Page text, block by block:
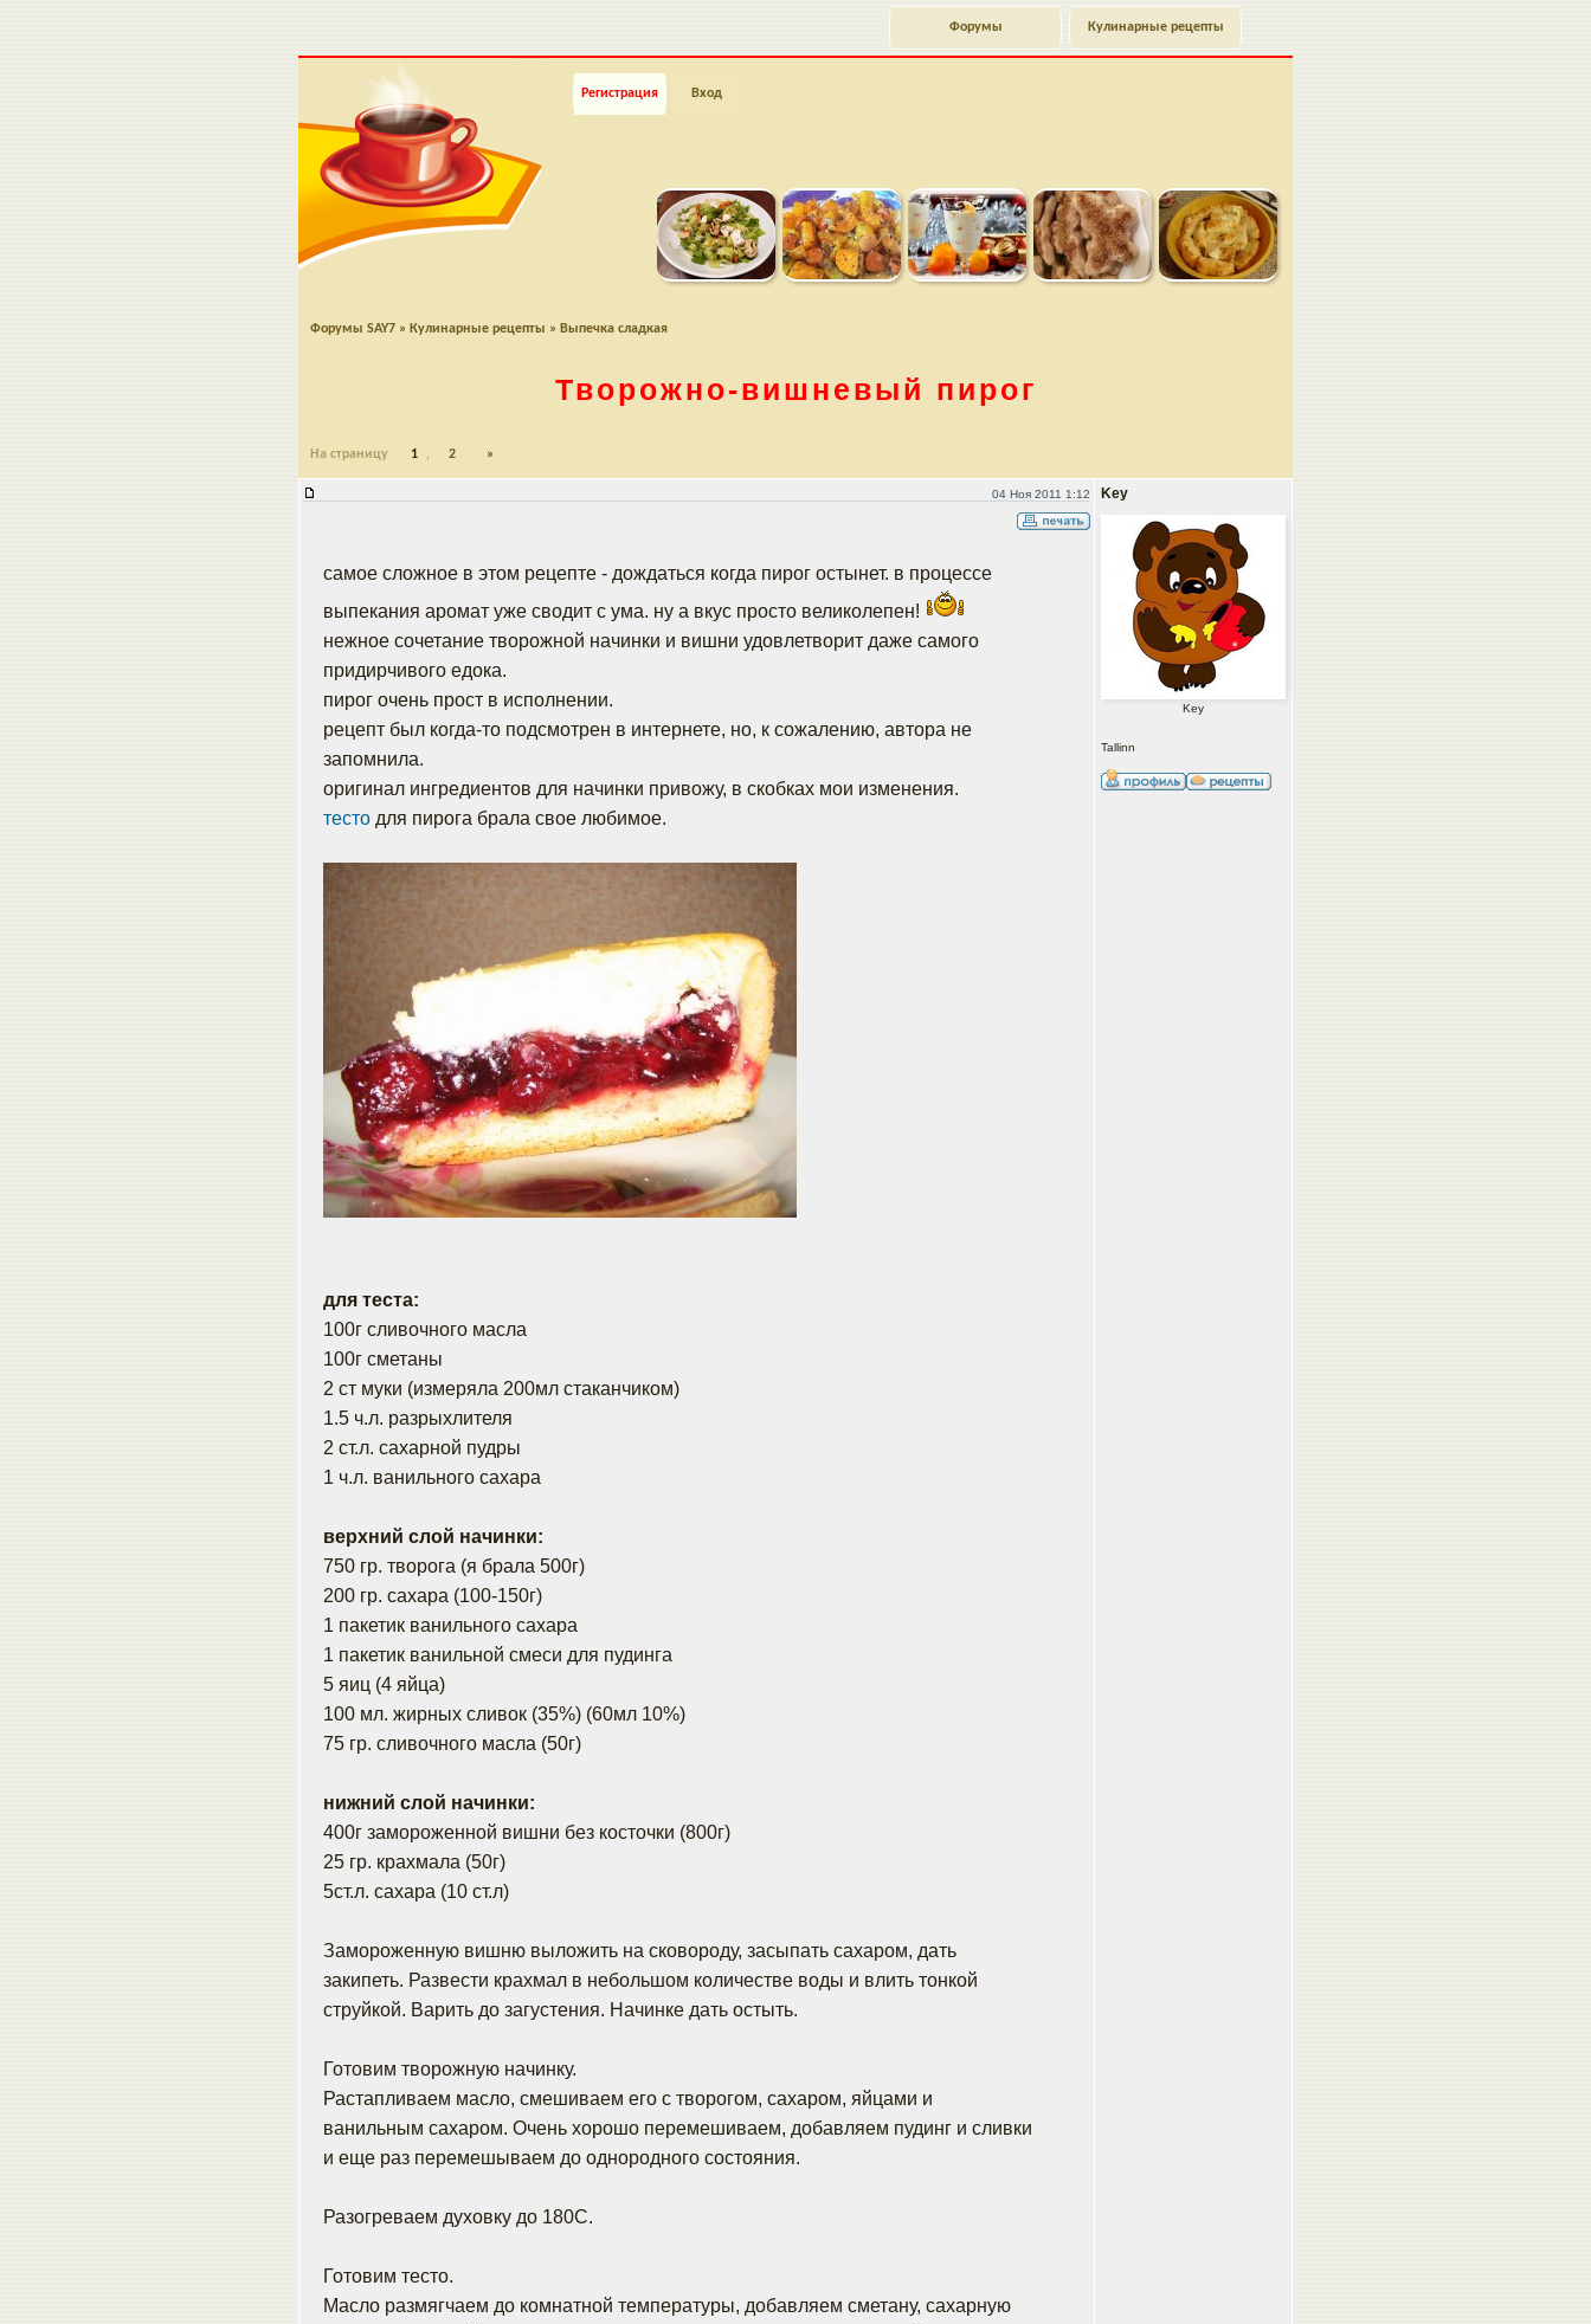
Кулинарные рецепты
Форумы
Регистрация Вход
Форумы SAY7 » Кулинарные рецепты » Выпечка сладкая
Творожно-вишневый пирог
На страницу 1 , 2 »
04 Ноя 2011 1:12 Key
Key
Tallinn
самое сложное в этом рецепте - дождаться когда пирог остынет. в процессе
выпекания аромат уже сводит с ума. ну а вкус просто великолепен!
нежное сочетание творожной начинки и вишни удовлетворит даже самого
придирчивого едока.
пирог очень прост в исполнении.
рецепт был когда-то подсмотрен в интернете, но, к сожалению, автора не
запомнила.
оригинал ингредиентов для начинки привожу, в скобках мои изменения.
тесто для пирога брала свое любимое.
для теста:
100г сливочного масла
100г сметаны
2 ст муки (измеряла 200мл стаканчиком)
1.5 ч.л. разрыхлителя
2 ст.л. сахарной пудры
1 ч.л. ванильного сахара
верхний слой начинки:
750 гр. творога (я брала 500г)
200 гр. сахара (100-150г)
1 пакетик ванильного сахара
1 пакетик ванильной смеси для пудинга
5 яиц (4 яйца)
100 мл. жирных сливок (35%) (60мл 10%)
75 гр. сливочного масла (50г)
нижний слой начинки:
400г замороженной вишни без косточки (800г)
25 гр. крахмала (50г)
5ст.л. сахара (10 ст.л)
Замороженную вишню выложить на сковороду, засыпать сахаром, дать
закипеть. Развести крахмал в небольшом количестве воды и влить тонкой
струйкой. Варить до загустения. Начинке дать остыть.
Готовим творожную начинку.
Растапливаем масло, смешиваем его с творогом, сахаром, яйцами и
ванильным сахаром. Очень хорошо перемешиваем, добавляем пудинг и сливки
и еще раз перемешываем до однородного состояния.
Разогреваем духовку до 180С.
Готовим тесто.
Масло размягчаем до комнатной температуры, добавляем сметану, сахарную